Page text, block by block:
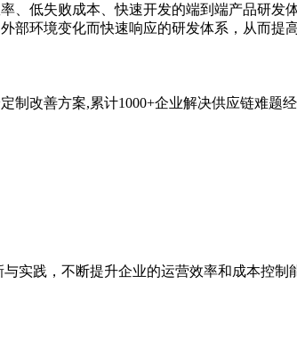
、低失败成本、快速开发的端到端产品研
部环境变化而快速响应的研发体系，从而提
制改善方案,累计1000+企业解决供应链难题
实践，不断提升企业的运营效率和成本控